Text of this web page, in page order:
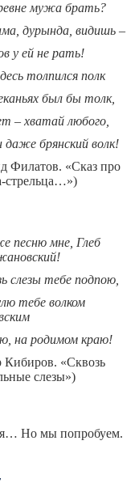
мужа брать?
дурында, видишь –
у ей не рать!
толпился полк
был бы толк,
– хватай любого,
даже брянский волк!
Филатов. «Сказ про
стрельца…»)
песню мне, Глеб
слезы тебе подпою,
тебе волком
на родимом краю!
Кибиров. «Сквозь
слезы»)
Но мы попробуем.